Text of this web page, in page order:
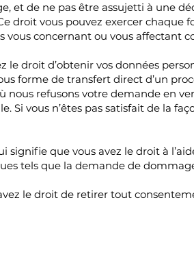
et de ne pas être assujetti à une
vous pouvez exercer chaque
concernant ou vous affectant
le droit d’obtenir vos données
forme de transfert direct d’un
nous refusons votre demande en
Si vous n’êtes pas satisfait de la
signifie que vous avez le droit à
tels que la demande de
le droit de retirer tout